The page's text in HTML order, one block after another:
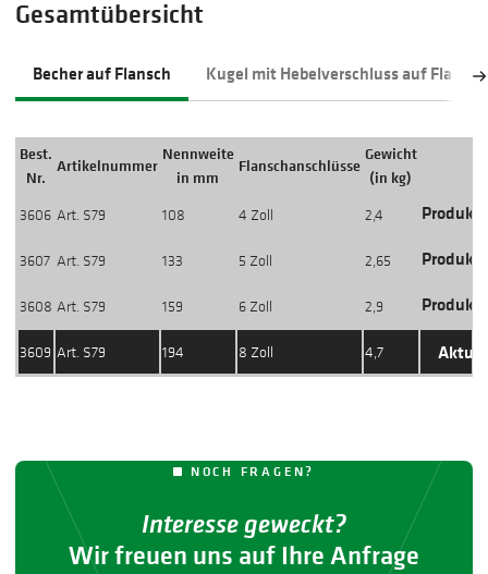
Gesamtübersicht
Becher auf Flansch Kugel mit Hebelverschluss auf Flansch
Best.
Nr.
Artikelnummer
Nennweite
in mm
Flanschanschlüsse
Gewicht
(in kg)
3606 Art. S79 108 4 Zoll 2,4
3607 Art. S79 133 5 Zoll 2,65
3608 Art. S79 159 6 Zoll 2,9
3609 Art. S79 194 8 Zoll 4,7
NOCH FRAGEN?
Interesse geweckt?
Wir freuen uns auf Ihre Anfrage